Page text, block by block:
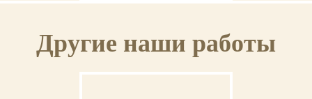
Другие наши работы